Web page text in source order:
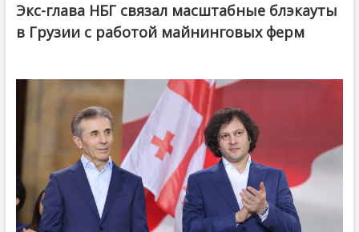
Экс-глава НБГ связал масштабные блэкауты
в Грузии с работой майнинговых ферм